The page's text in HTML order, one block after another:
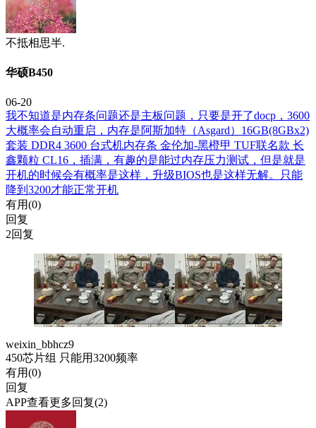
不抵相思半.
华硕B450
06-20
我不知道是内存条问题还是主板问题，只要是开了docp，3600
大概率会自动重启，内存是阿斯加特（Asgard）16GB(8GBx2)
套装 DDR4 3600 台式机内存条 金伦加-黑橙甲 TUF联名款 长
鑫颗粒 CL16，插满，有趣的是能过内存压力测试，但是就是
开机的时候会有概率是这样，升级BIOS也是这样无解。只能
降到3200才能正常开机
有用(0)
回复
2回复
weixin_bbhcz9
450芯片组 只能用3200频率
有用(0)
回复
APP查看更多回复(2)